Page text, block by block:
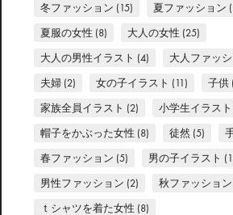
冬ファッション (15) 夏ファッション
夏服の女性 (8) 大人の女性 (25)
大人の男性イラスト (4) 大人ファッ
夫婦 (2) 女の子イラスト (11) 子供
家族全員イラスト (2) 小学生イラスト
帽子をかぶった女性 (8) 徒然 (5)
春ファッション (5) 男の子イラスト
男性ファッション (2) 秋ファッション
ｔシャツを着た女性 (8)